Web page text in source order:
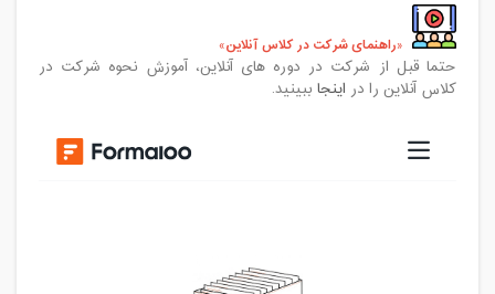
راهنمای شرکت در کلاس آنلاین
حتما قبل از شرکت در دوره های آنلاین، آموزش نحوه شرکت در
کلاس آنلاین را در اینجا ببینید.